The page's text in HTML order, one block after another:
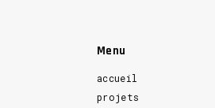
Menu
accueil
projets